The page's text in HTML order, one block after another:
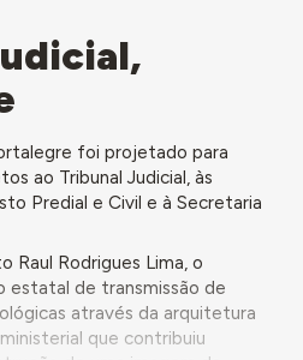
foi projetado para
ao Tribunal Judicial, às
Predial e Civil e à Secretaria
Raul Rodrigues Lima, o
de transmissão de
através da arquitetura
que contribuiu